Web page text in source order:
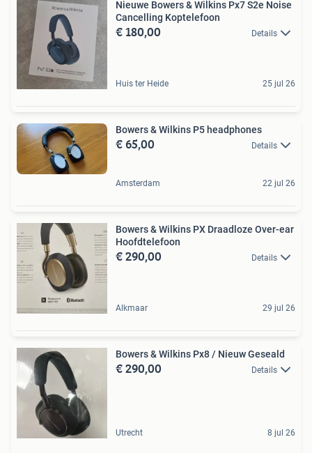
Nieuwe Bowers & Wilkins Px7 S2e Noise
Cancelling Koptelefoon
€ 180,00 Details
Huis ter Heide 25 jul 26
Bowers & Wilkins P5 headphones
€ 65,00 Details
Amsterdam 22 jul 26
Bowers & Wilkins PX Draadloze Over-ear
Hoofdtelefoon
€ 290,00 Details
Alkmaar 29 jul 26
Bowers & Wilkins Px8 / Nieuw Geseald
€ 290,00 Details
Utrecht 8 jul 26